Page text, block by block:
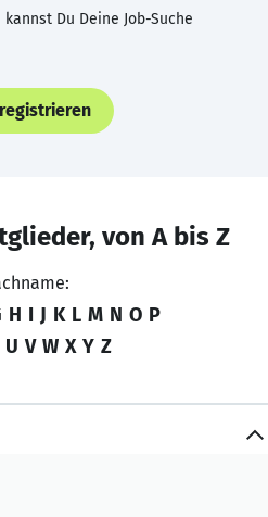
Du Deine Job-Suche
von A bis Z
H I J K L M N O P
U V W X Y Z